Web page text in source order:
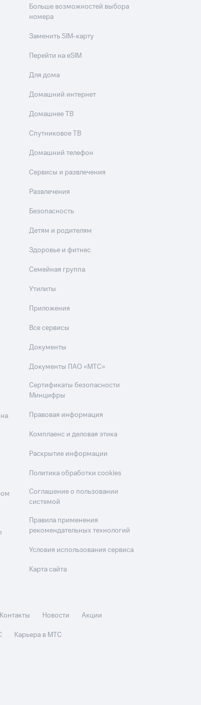
Больше возможностей выбора
номера
Заменить SIM-карту
Перейти на eSIM
Для дома
Домашний интернет
Домашнее ТВ
Спутниковое ТВ
Домашний телефон
Сервисы и развлечения
Развлечения
Безопасность
Детям и родителям
Здоровье и фитнес
Семейная группа
Утилиты
Приложения
Все сервисы
Документы
Документы ПАО «МТС»
Сертификаты безопасности
Минцифры
Правовая информация
Комплаенс и деловая этика
Раскрытие информации
Политика обработки cookies
Соглашение о пользовании
системой
Правила применения
рекомендательных технологий
Условия использования сервиса
Карта сайта
Контакты Новости
Акции
Карьера в МТС